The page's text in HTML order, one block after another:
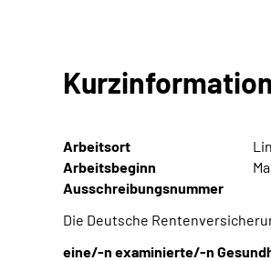
Kurzinformation
Arbeitsort
Arbeitsbeginn
Ausschreibungsnummer
Die Deutsche
eine/-n examinierte/-n